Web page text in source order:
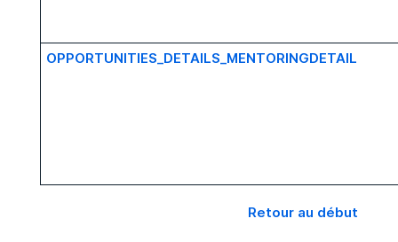
OPPORTUNITIES_DETAILS_MENTORINGDETAIL
Retour au début